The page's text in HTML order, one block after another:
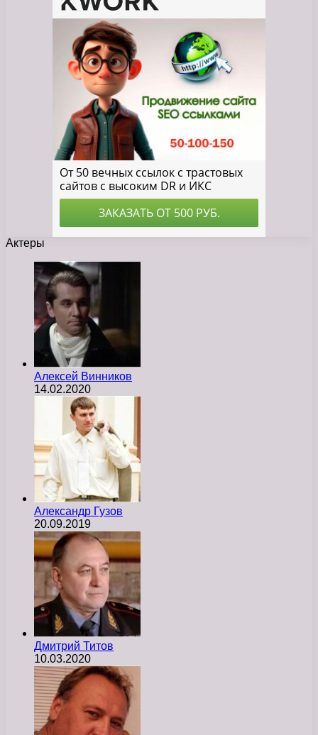
Актеры
Алексей Винников
14.02.2020
Александр Гузов
20.09.2019
Дмитрий Титов
10.03.2020